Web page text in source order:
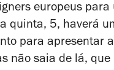
europeus
quinta, 5, haverá
para apresentar
não saia de lá,